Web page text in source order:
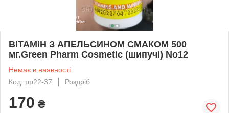
ВІТАМІН З АПЕЛЬСИНОМ СМАКОМ 500
мг.Green Pharm Cosmetic (шипучі) No12
Немає в наявності
Код: рр22-37
Роздріб
170 ₴